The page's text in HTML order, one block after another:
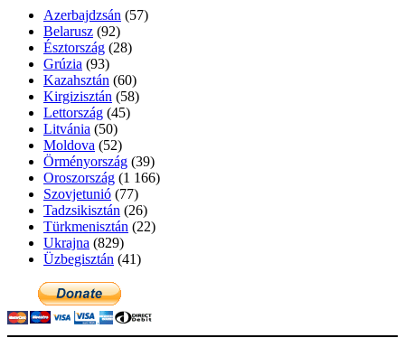
Azerbajdzsán (57)
Belarusz (92)
Észtország (28)
Grúzia (93)
Kazahsztán (60)
Kirgizisztán (58)
Lettország (45)
Litvánia (50)
Moldova (52)
Örményország (39)
Oroszország (1 166)
Szovjetunió (77)
Tadzsikisztán (26)
Türkmenisztán (22)
Ukrajna (829)
Üzbegisztán (41)